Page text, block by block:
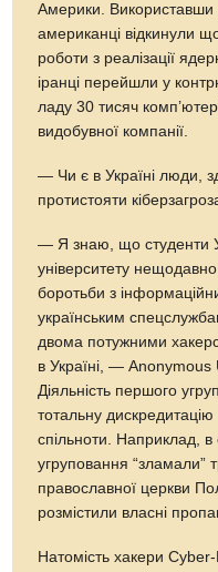
Америки. Використавши
американці відкинули
роботи з реалізації
іранці перейшли у
ладу 30 тисяч
видобувної компанії.
— Чи є в Україні люди,
протистояти
— Я знаю, що студенти
університету
боротьби з
українським
двома потужними
в Україні, —
Діяльність першого
тотальну дискредитацію
спільноти. Наприклад,
угруповання “зламали”
православної церкви
розмістили власні
Натомість хакери